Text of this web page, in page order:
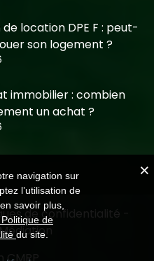
location DPE F : peut-
son logement ?
immobilier : combien
un achat ?
de confidentialité
navigation sur
l’utilisation de
savoir plus,
de
du site.